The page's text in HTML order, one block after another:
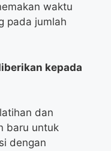
waktu
pada jumlah
kepada
dan
baru untuk
dengan